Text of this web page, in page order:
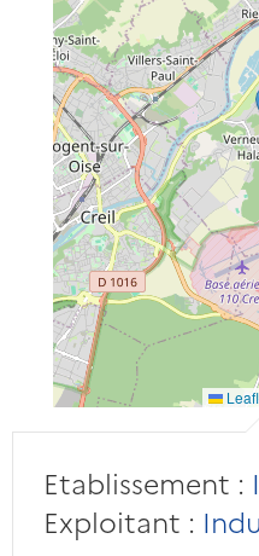
Etablissement :
Exploitant :